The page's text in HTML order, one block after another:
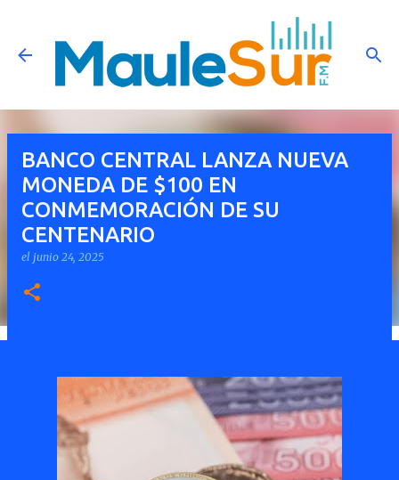
Ir al contenido principal
BANCO CENTRAL LANZA NUEVA
MONEDA DE $100 EN
CONMEMORACIÓN DE SU
CENTENARIO
el junio 24, 2025